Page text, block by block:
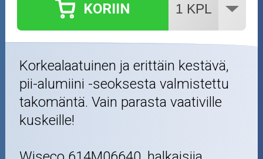
KORIIN
Korkealaatuinen ja erittäin kestävä,
pii-alumiini -seoksesta valmistettu
takomäntä. Vain parasta vaativille
kuskeille!